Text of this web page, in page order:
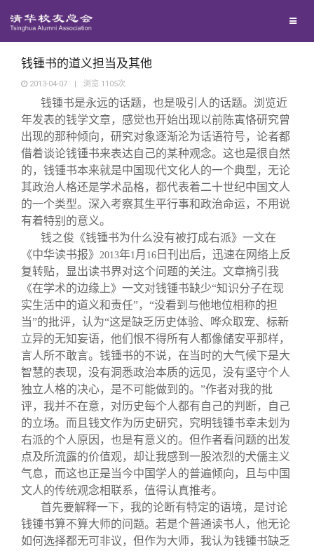
西南联大校友会
义工计划
新媒体平台
青春风采
校友文苑
校友讲坛
校友视界
校友服务
终身学习
信息化服务
三创大赛
实用信息
校友总会
总会简介
会长致辞
总会章程
理事会名单
制度法规
联系我们
关闭
钱锺书的道义担当及其他
2013-04-07 | 浏览 1105次
钱锺书是永远的话题，也是吸引人的话题。浏览近
年发表的钱学文章，感觉也开始出现以前陈寅恪研究曾
出现的那种倾向，研究对象逐渐沦为话语符号，论者都
借着谈论钱锺书来表达自己的某种观念。这也是很自然
的，钱锺书本来就是中国现代文化人的一个典型，无论
其政治人格还是学术品格，都代表着二十世纪中国文人
的一个类型。深入考察其生平行事和政治命运，不用说
有着特别的意义。
钱之俊《钱锺书为什么没有被打成右派》一文在
《中华读书报》 2013年1 月 16 日刊出后，迅速在网络上反
复转贴，显出读书界对这个问题的关注。文章摘引我
《在学术的边缘上》一文对钱锺书缺少“知识分子在现
实生活中的道义和责任”，“没看到与他地位相称的担
当”的批评，认为“这是缺乏历史体验、哗众取宠、标新
立异的无知妄语，他们恨不得所有人都像储安平那样，
言人所不敢言。钱锺书的不说，在当时的大气候下是大
智慧的表现，没有洞悉政治本质的远见，没有坚守个人
独立人格的决心，是不可能做到的。”作者对我的批
评，我并不在意，对历史每个人都有自己的判断，自己
的立场。而且钱文作为历史研究，究明钱锺书幸未划为
右派的个人原因，也是有意义的。但作者看问题的出发
点及所流露的价值观，却让我感到一股浓烈的犬儒主义
气息，而这也正是当今中国学人的普遍倾向，且与中国
文人的传统观念相联系，值得认真推考。
首先要解释一下，我的论断有特定的语境，是讨论
钱锺书算不算大师的问题。若是个普通读书人，他无论
如何选择都无可非议，但作为大师，我认为钱锺书缺乏